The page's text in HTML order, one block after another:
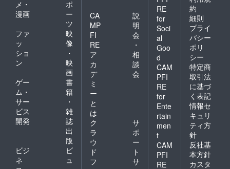
メ・
漫画
ポ
ー
ツ
ファ
ッ
ショ
ン
映
像
・
映
画
ゲー
ム・
サー
ビス
開発
書
籍
・
雑
誌
出
版
ビジ
ネ
ビ
ュ
CA
MP
FI
RE
ア
カ
デ
ミ
ー
と
は
説
明
会
・
相
談
会
ク
ラ
ウ
ド
フ
サ
ポ
ー
ト
サ
RE
for
Soci
al
Goo
d
CAM
PFI
RE
for
Ente
rtain
men
t
CAM
PFI
RE
約
細則
プライ
バシー
ポリ
シー
特定商
取引法
に基づ
く表記
情報セ
キュリ
ティ方
針
反社基
本方針
カスタ